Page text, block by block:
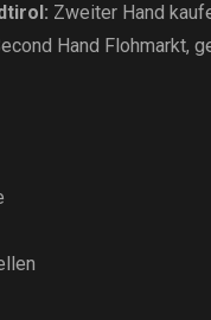
: Zweiter Hand
Hand Flohmarkt,